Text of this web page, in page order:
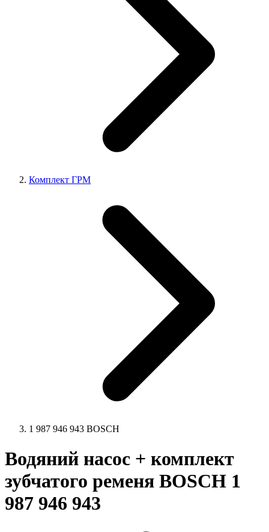
Комплект ГРМ
1 987 946 943 BOSCH
Водяний насос + комплект
зубчатого ременя BOSCH 1
987 946 943